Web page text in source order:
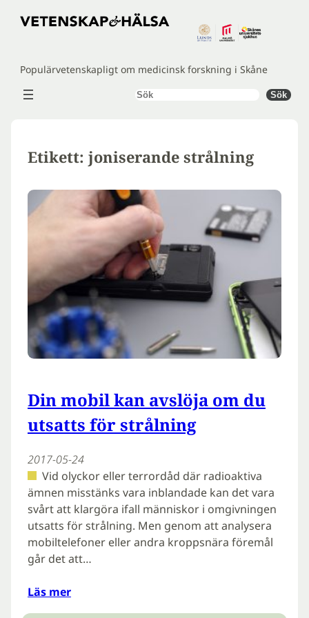
Hoppa
Populärvetenskapligt om medicinsk forskning i Skåne
Sök Sök
Etikett: joniserande strålning
Din mobil kan avslöja om du
utsatts för strålning
2017-05-24
Vid olyckor eller terrordåd där radioaktiva
ämnen misstänks vara inblandade kan det vara
svårt att klargöra ifall människor i omgivningen
utsatts för strålning. Men genom att analysera
mobiltelefoner eller andra kroppsnära föremål
går det att…
Läs mer